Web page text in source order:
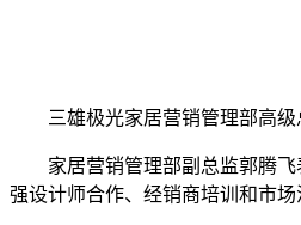
三雄极光家居营销管理部高级
家居营销管理部副总监郭腾飞
强设计师合作、经销商培训和市